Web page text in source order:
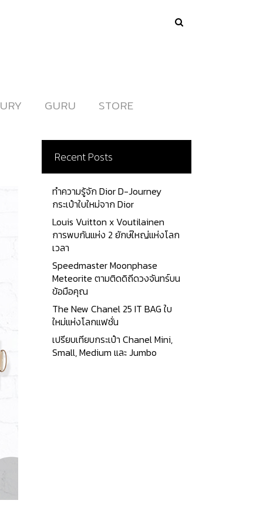
GURU
GURU STORE
STORE
Recent Posts
ทำความรู้จัก Dior D-Journey
กระเป๋าใบใหม่จาก Dior
Louis Vuitton x Voutilainen
การพบกันแห่ง 2 ยักษ์ใหญ่แห่งโลก
เวลา
Speedmaster Moonphase
Meteorite ตามติดดิถีดวงจันทร์บน
ข้อมือคุณ
The New Chanel 25 IT BAG ใบ
ใหม่แห่งโลกแฟชั่น
เปรียบเทียบกระเป๋า Chanel Mini,
Small, Medium และ Jumbo